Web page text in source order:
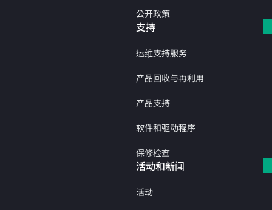
公开政策
支持
运维支持服务
产品回收与再利用
产品支持
软件和驱动程序
保修检查
活动和新闻
活动